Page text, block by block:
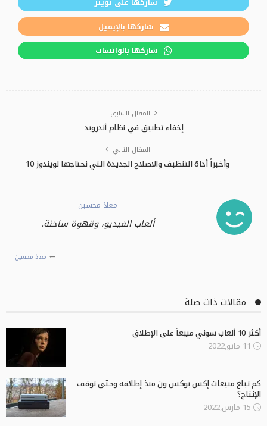
شاركها بالإيميل
شاركها بالواتساب
المقال السابق
إخفاء تطبيق في نظام أندرويد
المقال التالي
وأخيراً أداة التنظيف والاصلاح الجديدة التي نحتاجها لويندوز 10
معاذ محسين
ألعاب الفيديو، وقهوة ساخنة.
معاذ محسين
مقالات ذات صلة
أكثر 10 ألعاب سوني مبيعاً على الإطلاق
11 مايو,2022
كم تبلغ مبيعات إكس بوكس ون منذ إطلاقه وحتى توقف
الإنتاج؟
15 مارس,2022